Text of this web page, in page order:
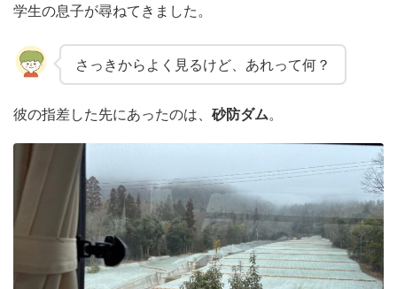
食事
学生の息子が尋ねてきました。
さっきからよく見るけど、あれって何？
彼の指差した先にあったのは、 砂防ダム。